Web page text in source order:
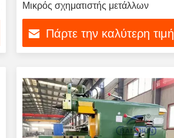
Μικρός σχηματιστής μετάλλων
Πάρτε την καλύτερη τιμή